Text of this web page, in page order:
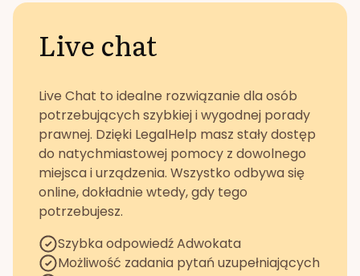
Live chat
Live Chat to idealne rozwiązanie dla osób
potrzebujących szybkiej i wygodnej porady
prawnej. Dzięki LegalHelp masz stały dostęp
do natychmiastowej pomocy z dowolnego
miejsca i urządzenia. Wszystko odbywa się
online, dokładnie wtedy, gdy tego
potrzebujesz.
Szybka odpowiedź Adwokata
Możliwość zadania pytań uzupełniających